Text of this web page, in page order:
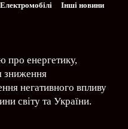
Електромобілі Інші новини
про енергетику,
зниження
негативного впливу
світу та України.